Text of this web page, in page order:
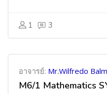
1 3
อาจารย์: Mr.Wilfredo
M6/1 Mathematics